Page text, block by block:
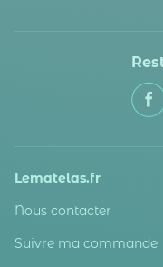
Lematelas.fr
Nous contacter
Suivre ma commande